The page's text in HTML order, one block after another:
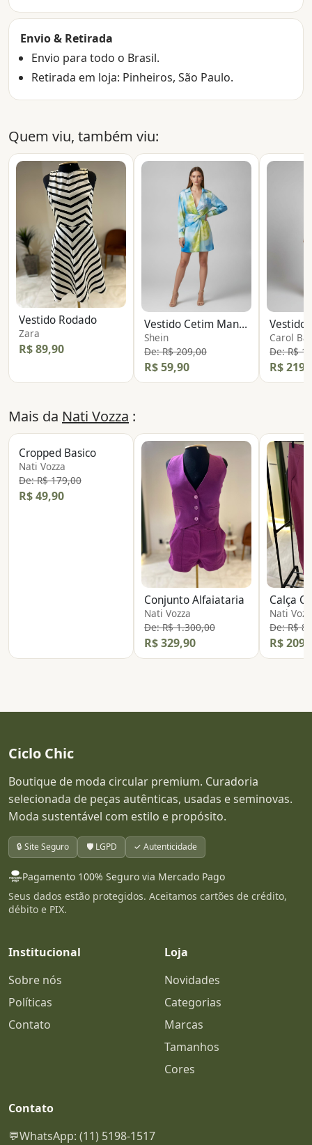
Envio & Retirada
Envio para todo o Brasil.
Retirada em loja: Pinheiros, São Paulo.
Quem viu, também viu:
Vestido Rodado
Zara
R$ 89,90
Vestido Cetim Manga Longa
Shein
De: R$ 209,00
R$ 59,90
Carol
De: R$
R$
Mais da Nati Vozza :
Cropped Basico
Nati Vozza
De: R$ 179,00
R$ 49,90
Conjunto Alfaiataria
Nati Vozza
De: R$ 1.300,00
R$ 329,90
Calça
Nati
De: R$
R$
Ciclo Chic
Boutique de moda circular premium. Curadoria
selecionada de peças autênticas, usadas e seminovas.
Moda sustentável com estilo e propósito.
🔒 Site Seguro 🛡️ LGPD ✓ Autenticidade
Pagamento 100% Seguro via Mercado Pago
Seus dados estão protegidos. Aceitamos cartões de crédito,
débito e PIX.
Institucional
Sobre nós
Políticas
Contato
Loja
Novidades
Categorias
Marcas
Tamanhos
Cores
Contato
💬WhatsApp: (11) 5198-1517